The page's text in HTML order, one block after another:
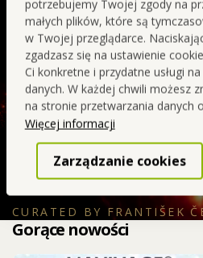
potrzebujemy Twojej zgody na
małych plików, które są
w Twojej przeglądarce.
zgadzasz się na ustawienie
Ci konkretne i przydatne usługi
danych. W każdej chwili możesz
na stronie przetwarzania danych
Więcej informacji
Zarządzanie cookies
CURATED BY FRANTIŠEK
wiśnią tworzy promienny,
intensywny, uwodzicielski i
SIGNATURE
jakość
Kolejne objawienie
Gorące nowości